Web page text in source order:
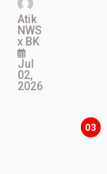
Atik
NWS
x BK
Jul
02,
2026
03